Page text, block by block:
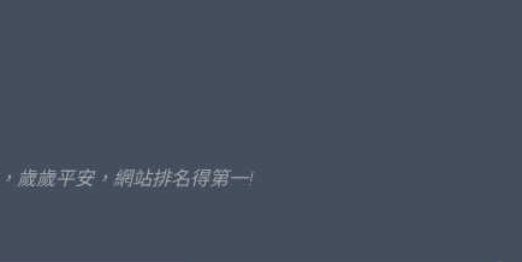
歲歲平安，網站排名得第一!